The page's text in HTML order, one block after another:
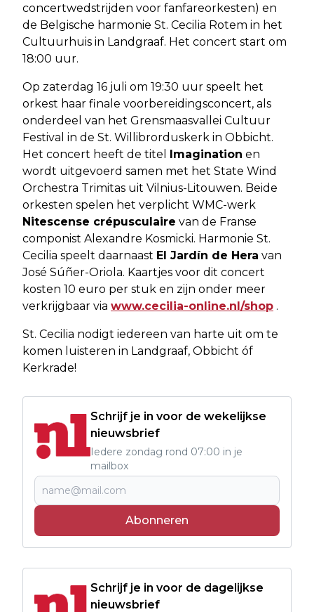
concertwedstrijden voor fanfareorkesten) en
de Belgische harmonie St. Cecilia Rotem in het
Cultuurhuis in Landgraaf. Het concert start om
18:00 uur.
Op zaterdag 16 juli om 19:30 uur speelt het
orkest haar finale voorbereidingsconcert, als
onderdeel van het Grensmaasvallei Cultuur
Festival in de St. Willibrorduskerk in Obbicht.
Het concert heeft de titel Imagination en
wordt uitgevoerd samen met het State Wind
Orchestra Trimitas uit Vilnius-Litouwen. Beide
orkesten spelen het verplicht WMC-werk
Nitescense crépusculaire van de Franse
componist Alexandre Kosmicki. Harmonie St.
Cecilia speelt daarnaast El Jardín de Hera van
José Súñer-Oriola. Kaartjes voor dit concert
kosten 10 euro per stuk en zijn onder meer
verkrijgbaar via www.cecilia-online.nl/shop .
St. Cecilia nodigt iedereen van harte uit om te
komen luisteren in Landgraaf, Obbicht óf
Kerkrade!
Schrijf je in voor de wekelijkse
nieuwsbrief
Iedere zondag rond 07:00 in je
mailbox
Abonneren
Schrijf je in voor de dagelijkse
nieuwsbrief